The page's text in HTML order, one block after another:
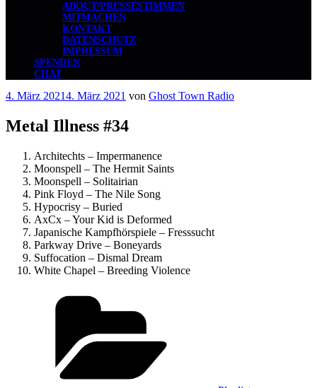
ABOUT/PRESSESTIMMEN
MITMACHEN
KONTAKT
DATENSCHUTZ
IMPRESSUM
SPENDEN
CHAT
Veröffentlicht
4. März 20214. März 2021 von Ghost Town Radio
Metal Illness #34
Architechts – Impermanence
Moonspell – The Hermit Saints
Moonspell – Solitairian
Pink Floyd – The Nile Song
Hypocrisy – Buried
AxCx – Your Kid is Deformed
Japanische Kampfhörspiele – Fresssucht
Parkway Drive – Boneyards
Suffocation – Dismal Dream
White Chapel – Breeding Violence